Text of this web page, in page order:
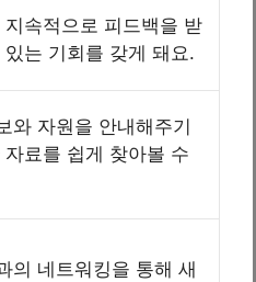
속적으로 피드백을 받
는 기회를 갖게 돼요.
와 자원을 안내해주기
료를 쉽게 찾아볼 수
의 네트워킹을 통해 새